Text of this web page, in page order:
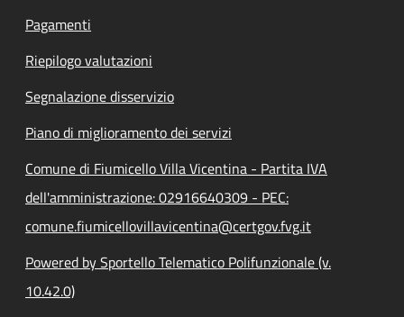
Pagamenti
Riepilogo valutazioni
Segnalazione disservizio
Piano di miglioramento dei servizi
Comune di Fiumicello Villa Vicentina - Partita IVA
dell'amministrazione: 02916640309 - PEC:
comune.fiumicellovillavicentina@certgov.fvg.it
Powered by Sportello Telematico Polifunzionale (v.
10.42.0)